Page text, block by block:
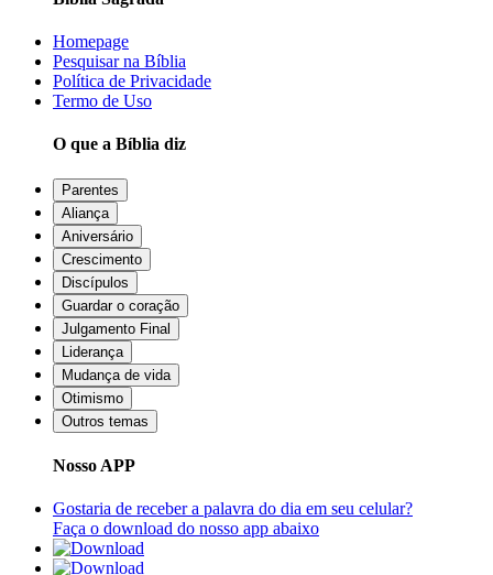
Homepage
Pesquisar na Bíblia
Política de Privacidade
Termo de Uso
O que a Bíblia diz
Parentes
Aliança
Aniversário
Crescimento
Discípulos
Guardar o coração
Julgamento Final
Liderança
Mudança de vida
Otimismo
Outros temas
Nosso APP
Gostaria de receber a palavra do dia em seu celular?
Faça o download do nosso app abaixo